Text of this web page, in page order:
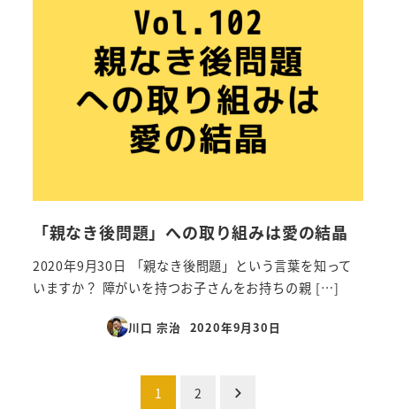
「親なき後問題」への取り組みは愛の結晶
2020年9月30日 「親なき後問題」という言葉を知って
いますか？ 障がいを持つお子さんをお持ちの親 […]
川口 宗治
投稿日
2020年9月30日
1 2